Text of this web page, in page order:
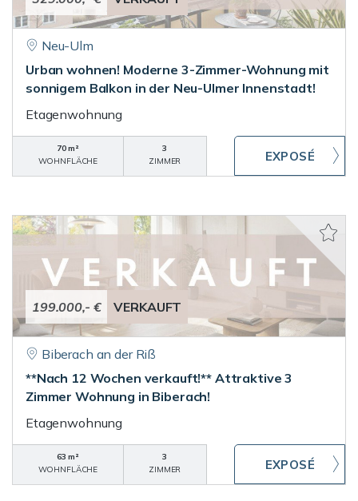
Neu-Ulm
Urban wohnen! Moderne 3-Zimmer-Wohnung mit
sonnigem Balkon in der Neu-Ulmer Innenstadt!
Etagenwohnung
70 m²
WOHNFLÄCHE
3
ZIMMER
199.000,- € VERKAUFT
Biberach an der Riß
**Nach 12 Wochen verkauft!** Attraktive 3
Zimmer Wohnung in Biberach!
Etagenwohnung
63 m²
WOHNFLÄCHE
3
ZIMMER